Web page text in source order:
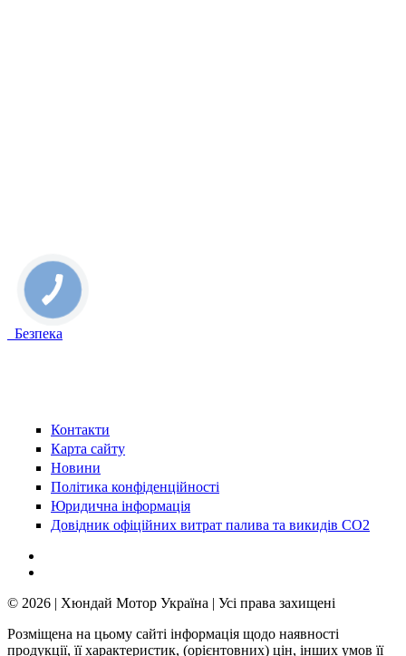
Безпека
Контакти
Карта сайту
Новини
Політика конфіденційності
Юридична інформація
Довідник офіційних витрат палива та викидів СО2
© 2026 | Хюндай Мотор Україна | Усі права захищені
Розміщена на цьому сайті інформація щодо наявності
продукції, її характеристик, (орієнтовних) цін, інших умов її